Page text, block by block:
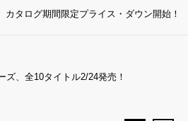
タログ期間限定プライス・ダウン開始！
ズ、全10タイトル2/24発売！